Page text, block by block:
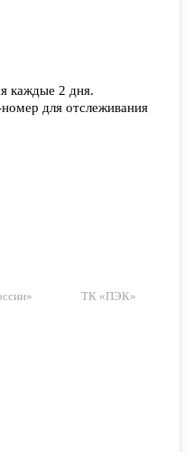
каждые 2 дня.
для отслеживания
ТК «ПЭК»